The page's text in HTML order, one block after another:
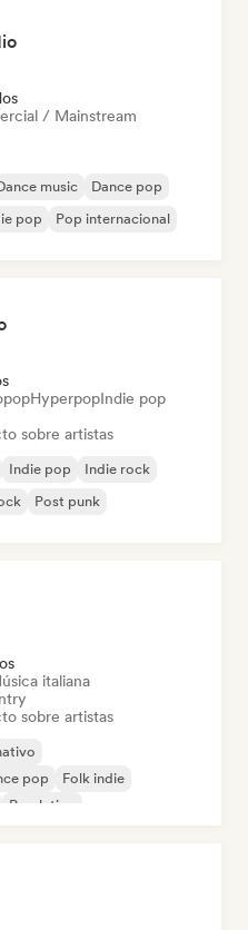
/ Mainstream
music
Dance pop
pop Pop internacional
HyperpopIndie pop
sobre artistas
Indie pop
Indie rock
Post punk
italiana
sobre artistas
pop
Folk indie
Pop latino